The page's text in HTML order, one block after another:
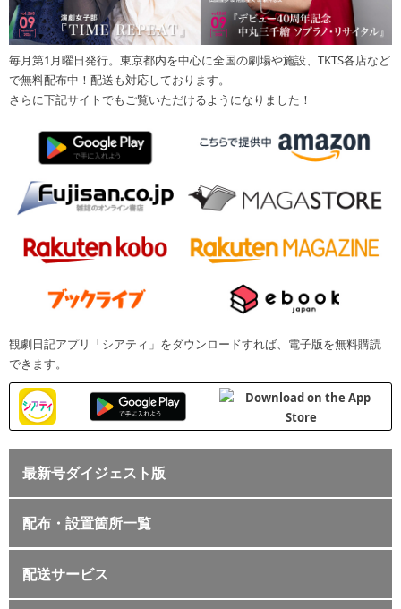
毎月第1月曜日発行。東京都内を中心に全国の劇場や施設、TKTS各店など
で無料配布中！配送も対応しております。
さらに下記サイトでもご覧いただけるようになりました！
観劇日記アプリ「シアティ」をダウンロードすれば、電子版を無料購読
できます。
最新号ダイジェスト版
配布・設置箇所一覧
配送サービス